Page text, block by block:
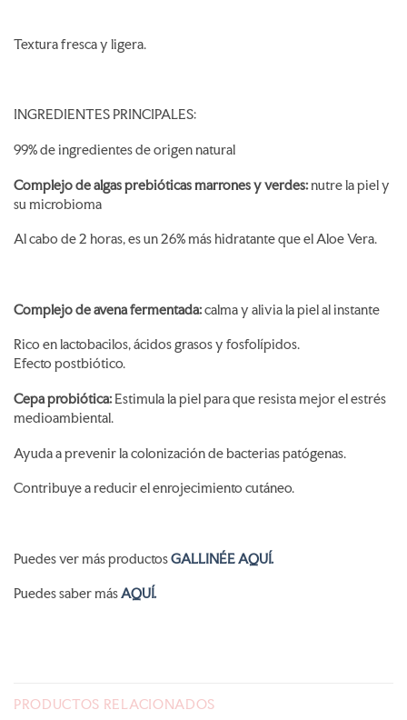
Textura fresca y ligera.
INGREDIENTES PRINCIPALES:
99% de ingredientes de origen natural
Complejo de algas prebióticas marrones y verdes:nutre la piel y
su microbioma
Al cabo de 2 horas, es un 26% más hidratante que el Aloe Vera.
Complejo de avena fermentada:calma y alivia la piel al instante
Rico en lactobacilos, ácidos grasos y fosfolípidos.
Efecto postbiótico.
Cepa probiótica:Estimulala piel para que resista mejor el estrés
medioambiental.
Ayuda a prevenir la colonización de bacterias patógenas.
Contribuye a reducir el enrojecimiento cutáneo.
Puedes ver más productosGALLINÉE AQUÍ.
Puedes saber másAQUÍ.
PRODUCTOS RELACIONADOS